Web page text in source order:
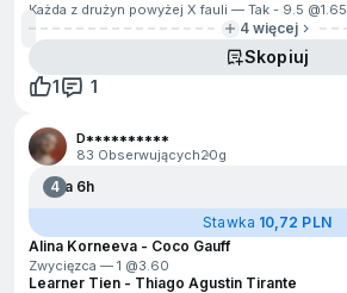
Każda z drużyn powyżej X fauli — Tak - 9.5 @1.65
4 więcej
Skopiuj
1
1
D**********
83 Obserwujących20g
4Za 6h
Stawka 10,72 PLN
Alina Korneeva - Coco Gauff
Zwycięzca — 1 @3.60
Learner Tien - Thiago Agustin Tirante